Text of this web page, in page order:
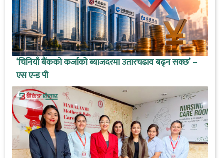
‘चिनियाँ बैंकको कर्जाको ब्याजदरमा उतारचढाव बढ्न सक्छ’ –
एस एन्ड पी